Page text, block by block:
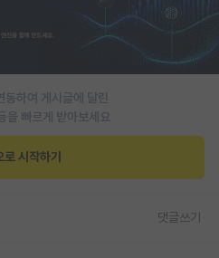
동하여 게시글에 달린
을 빠르게 받아보세요
로 시작하기
댓글쓰기